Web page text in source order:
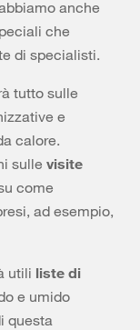
anche
che
di specialisti.
tutto sulle
e
calore.
sulle visite
come
ad esempio,
utili liste di
e umido
questa